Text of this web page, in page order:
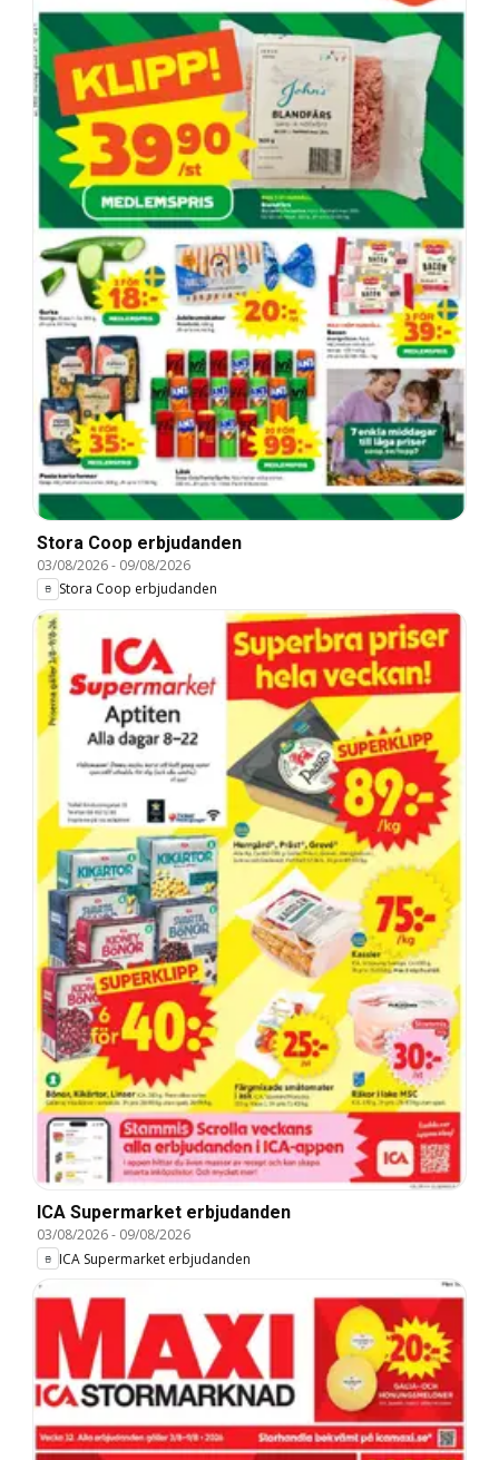
Stora Coop erbjudanden
03/08/2026- 09/08/2026
Stora Coop erbjudanden
ICA Supermarket erbjudanden
03/08/2026- 09/08/2026
ICA Supermarket erbjudanden